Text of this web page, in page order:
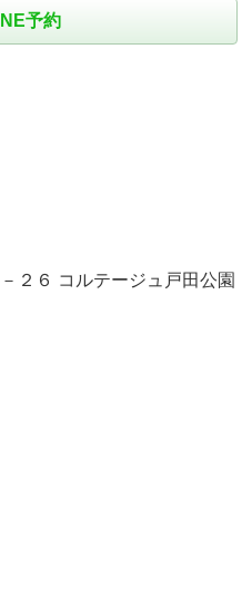
予約
２６ コルテージュ戸田公園